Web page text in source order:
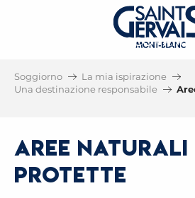
SCOPRIRE
DI SAINT-GERVAIS
Soggiorno
La mia ispirazione
Una destinazione responsabile
Aree naturali
protette